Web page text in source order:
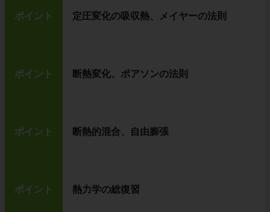
ポイント 定圧変化の吸収熱、メイヤーの法則
ポイント 断熱変化、ポアソンの法則
ポイント 断熱的混合、自由膨張
ポイント 熱力学の総復習